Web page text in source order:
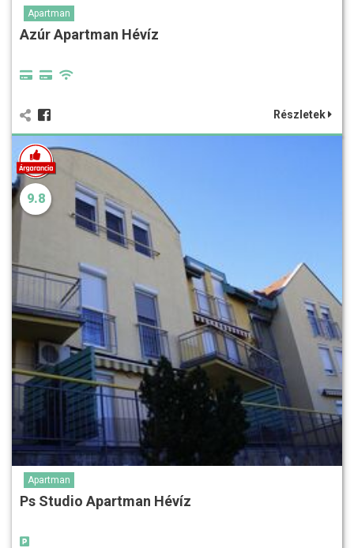
Apartman
Azúr Apartman Hévíz
Részletek
9.8
Apartman
Ps Studio Apartman Hévíz